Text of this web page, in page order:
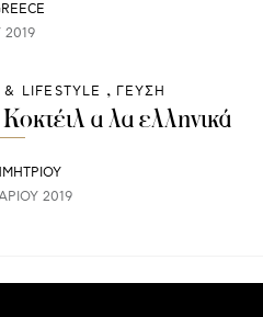
LIFESTYLE ΓΕΥΣΗ
α λα ελληνικά
2019